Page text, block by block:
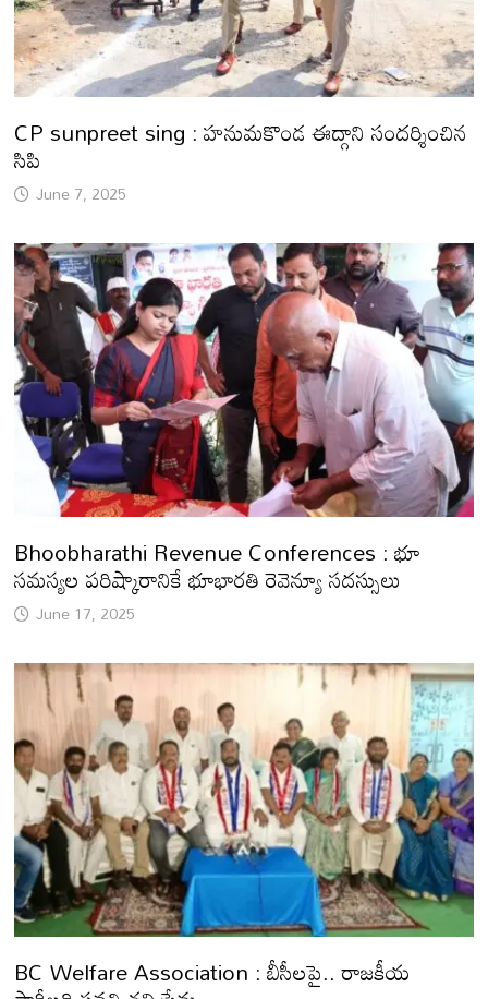
CP sunpreet sing : హనుమకొండ ఈద్గాని సందర్శించిన
సిపి
June 7, 2025
Bhoobharathi Revenue Conferences : భూ
సమస్యల పరిష్కారానికే భూభారతి రెవెన్యూ సదస్సులు
June 17, 2025
BC Welfare Association : బీసీలపై.. రాజకీయ